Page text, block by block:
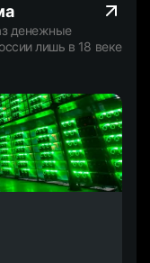
денежные
лишь в 18 веке